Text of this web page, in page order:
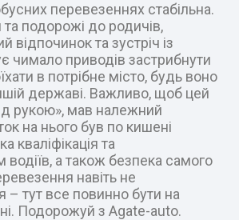
перевезеннях стабільна.
та подорожі до родичів,
відпочинок та зустріч із
чимало приводів застрибнути
в потрібне місто, будь воно
державі. Важливо, щоб цей
рукою», мав належний
на нього був по кишені
кваліфікація та
водіїв, а також безпека самого
навіть не
– тут все повинно бути на
Подорожуй з Agate-auto.